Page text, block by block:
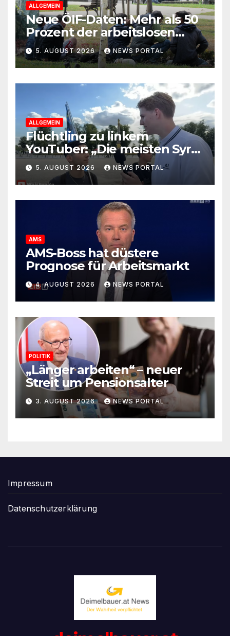
ALLGEMEIN
Neue ÖIF-Daten: Mehr als 50
Prozent der arbeitslosen
Ausländer leben in Wien!
5. AUGUST 2026 NEWS PORTAL
ALLGEMEIN
Flüchtling zu linkem
YouTuber: „Die meisten Syrer
kommen wegen der
Sozialleistungen“
5. AUGUST 2026 NEWS PORTAL
AMS
AMS-Boss hat düstere
Prognose für Arbeitsmarkt
4. AUGUST 2026 NEWS PORTAL
POLITIK
„Länger arbeiten“ – neuer
Streit um Pensionsalter
3. AUGUST 2026 NEWS PORTAL
Impressum
Datenschutzerklärung